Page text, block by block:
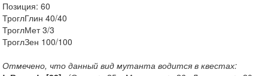
Позиция: 60
ТроглГлин 40/40
ТроглМет 3/3
ТроглЗен 100/100
Отмечено, что данный вид мутанта водится в квестах: